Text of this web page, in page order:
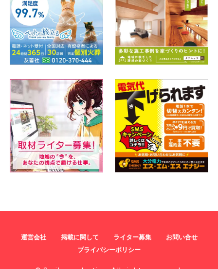
運営会社 掲載に関して ライター募集
お問い合せ
プライバシーポリシー